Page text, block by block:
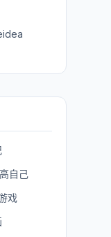
自己
戏